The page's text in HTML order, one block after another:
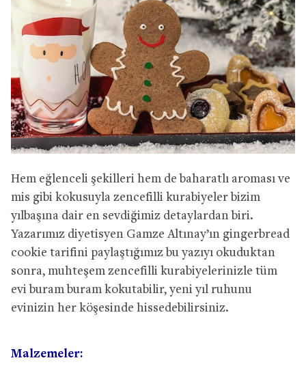
Hem eğlenceli şekilleri hem de baharatlı aroması ve
mis gibi kokusuyla zencefilli kurabiyeler bizim
yılbaşına dair en sevdiğimiz detaylardan biri.
Yazarımız diyetisyen Gamze Altınay’ın gingerbread
cookie tarifini paylaştığımız bu yazıyı okuduktan
sonra, muhteşem zencefilli kurabiyelerinizle tüm
evi buram buram kokutabilir, yeni yıl ruhunu
evinizin her köşesinde hissedebilirsiniz.
Malzemeler: